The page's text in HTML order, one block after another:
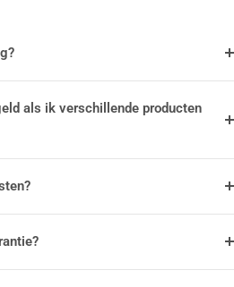
als ik verschillende producten